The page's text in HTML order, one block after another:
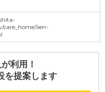
care_home/lien-
利用！
を提案します